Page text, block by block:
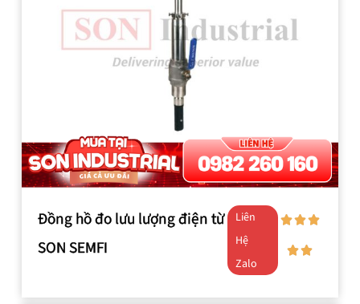
Đồng hồ đo lưu lượng điện từ
SON SEMFI
Liên
Hệ
Zalo